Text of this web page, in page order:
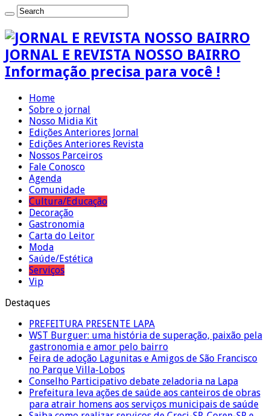
JORNAL E REVISTA NOSSO BAIRRO
Informação precisa para você !
Home
Sobre o jornal
Nosso Midia Kit
Edições Anteriores Jornal
Edições Anteriores Revista
Nossos Parceiros
Fale Conosco
Agenda
Comunidade
Cultura/Educação
Decoração
Gastronomia
Carta do Leitor
Moda
Saúde/Estética
Serviços
Vip
Destaques
PREFEITURA PRESENTE LAPA
WST Burguer: uma história de superação, paixão pela
gastronomia e amor pelo bairro
Feira de adoção Lagunitas e Amigos de São Francisco
no Parque Villa-Lobos
Conselho Participativo debate zeladoria na Lapa
Prefeitura leva ações de saúde aos canteiros de obras
para atrair homens aos serviços municipais de saúde